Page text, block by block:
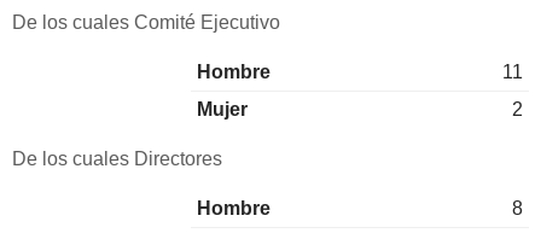
De los cuales Comité Ejecutivo
Hombre
11
Mujer
2
De los cuales Directores
Hombre
8